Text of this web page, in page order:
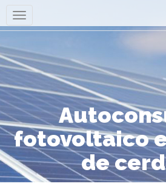
fotovoltaico
de